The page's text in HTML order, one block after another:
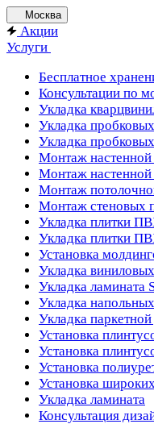
Москва
Акции
Услуги
Бесплатное
Консультации по
Укладка
Укладка
Укладка
Монтаж настенной
Монтаж
Монтаж
Монтаж стеновых
Укладка плитки
Укладка плитки
Установка
Укладка
Укладка ламината
Укладка
Укладка
Установка
Установка
Установка
Установка
Укладка ламината
Консультация